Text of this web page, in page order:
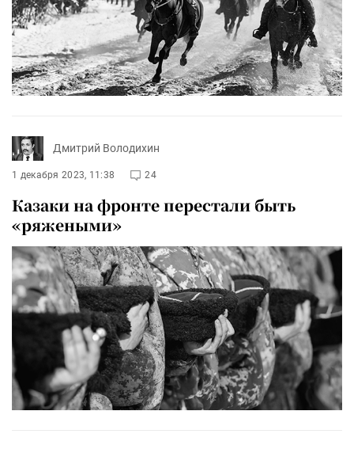
Дмитрий Володихин
1 декабря 2023, 11:38 24
Казаки на фронте перестали быть
«ряжеными»